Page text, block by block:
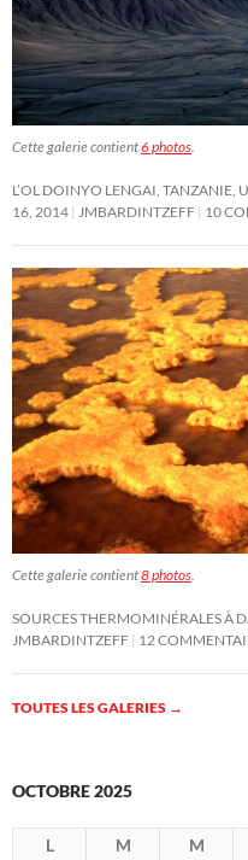
Cette galerie contient6 photos
L’OL DOINYO LENGAI,
16, 2014
JMBARDINTZEFF 10
Cette galerie contient8 photos
SOURCES THERMOMINÉRALES À
JMBARDINTZEFF 12
TOUTES LES GALERIES →
OCTOBRE 2025
L M M